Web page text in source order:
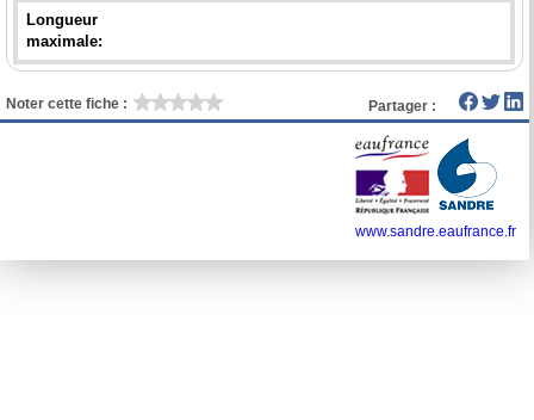
Noter cette fiche : Partager :
Longueur
maximale:
www.sandre.eaufrance.fr